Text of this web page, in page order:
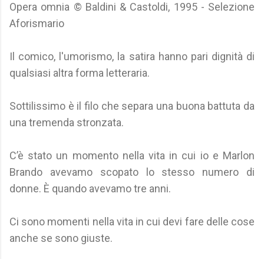
Opera omnia © Baldini & Castoldi, 1995 - Selezione
Aforismario
Il comico, l'umorismo, la satira hanno pari dignità di
qualsiasi altra forma letteraria.
Sottilissimo è il filo che separa una buona battuta da
una tremenda stronzata.
C’è stato un momento nella vita in cui io e Marlon
Brando avevamo scopato lo stesso numero di
donne. È quando avevamo tre anni.
Ci sono momenti nella vita in cui devi fare delle cose
anche se sono giuste.